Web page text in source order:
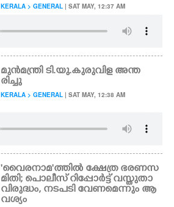
KERALA > GENERAL | SAT MAY, 12:37 AM
മുൻമന്ത്രി ടി.യു.കുരുവിള അന്ത
രിച്ചു
KERALA > GENERAL | SAT MAY, 12:38 AM
'വൈരനാമ'ത്തിൽ ക്ഷേത്ര ഭരണസ
മിതി; പൊലീസ് റിപ്പോർട്ട് വസ്തുതാ
വിരുദ്ധം, നടപടി വേണമെന്നും ആ
വശ്യം